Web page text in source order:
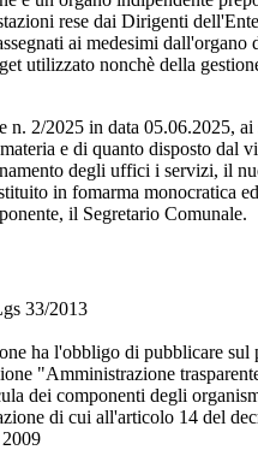
rese dai Dirigenti
ai medesimi dall'organo
utilizzato nonchè della
n. 2/2025 in data 05.06.2025, ai
e di quanto disposto dal
degli uffici i servizi, il
in fomarma monocratica
il Segretario Comunale.
33/2013
ha l'obbligo di pubblicare sul
"Amministrazione
dei componenti degli
di cui all'articolo 14 del